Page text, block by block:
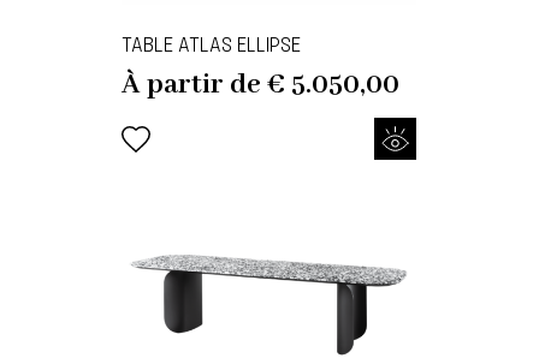
TABLE ATLAS ELLIPSE
À partir de€ 5.050,00